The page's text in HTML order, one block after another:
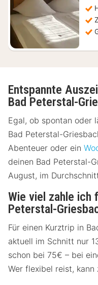
Entspannte
Bad Peterstal-
Egal, ob spontan oder
Bad Peterstal-
Abenteuer oder ein
deinen Bad Peterstal-
August, im
Wie viel zahle ich
Peterstal-
Für einen Kurztrip in
aktuell im Schnitt nur
schon bei 75€ – bei
Wer flexibel reist, kann